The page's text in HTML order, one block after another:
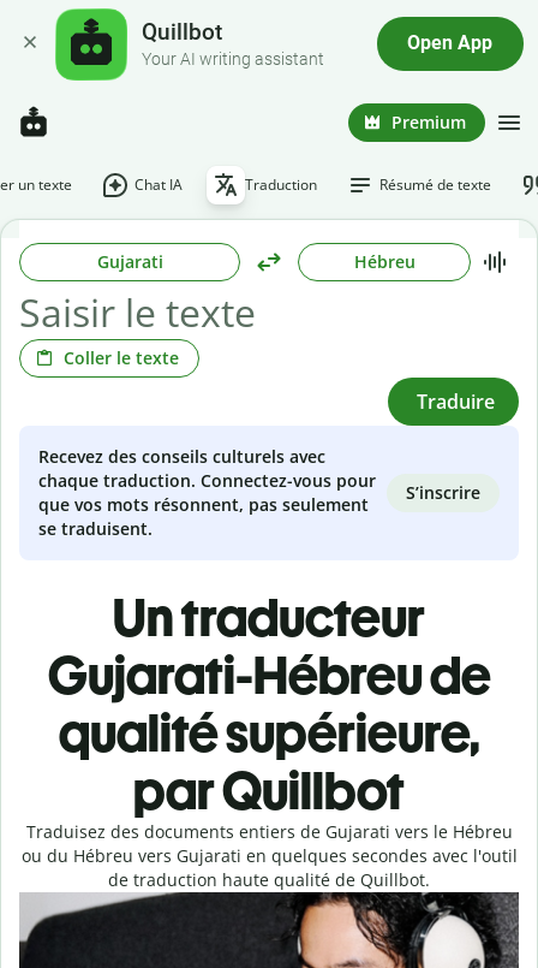
Quillbot
Your AI writing assistant
Open App
Premium
un texte Chat IA Traduction Résumé de texte
Gujarati Hébreu
Coller le texte
Traduire
Recevez des conseils culturels avec
chaque traduction. Connectez-vous pour
que vos mots résonnent, pas seulement
se traduisent.
S’inscrire
Un traducteur
Gujarati-Hébreu de
qualité supérieure,
par Quillbot
Traduisez des documents entiers de Gujarati vers le Hébreu
ou du Hébreu vers Gujarati en quelques secondes avec l'outil
de traduction haute qualité de Quillbot.